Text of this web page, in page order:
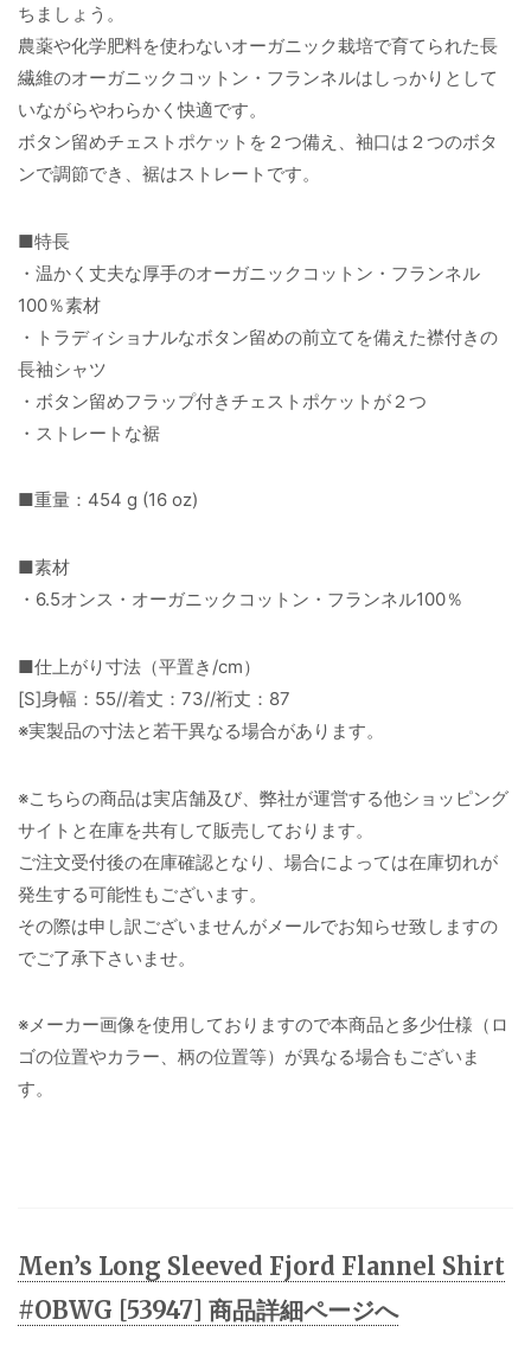
ちましょう。
農薬や化学肥料を使わないオーガニック栽培で育てられた長
繊維のオーガニックコットン・フランネルはしっかりとして
いながらやわらかく快適です。
ボタン留めチェストポケットを２つ備え、袖口は２つのボタ
ンで調節でき、裾はストレートです。
■特長
・温かく丈夫な厚手のオーガニックコットン・フランネル
100％素材
・トラディショナルなボタン留めの前立てを備えた襟付きの
長袖シャツ
・ボタン留めフラップ付きチェストポケットが２つ
・ストレートな裾
■重量：454 g (16 oz)
■素材
・6.5オンス・オーガニックコットン・フランネル100％
■仕上がり寸法（平置き/cm）
[S]身幅：55//着丈：73//裄丈：87
※実製品の寸法と若干異なる場合があります。
※こちらの商品は実店舗及び、弊社が運営する他ショッピング
サイトと在庫を共有して販売しております。
ご注文受付後の在庫確認となり、場合によっては在庫切れが
発生する可能性もございます。
その際は申し訳ございませんがメールでお知らせ致しますの
でご了承下さいませ。
※メーカー画像を使用しておりますので本商品と多少仕様（ロ
ゴの位置やカラー、柄の位置等）が異なる場合もございま
す。
Men’s Long Sleeved Fjord Flannel Shirt
#OBWG [53947] 商品詳細ページへ